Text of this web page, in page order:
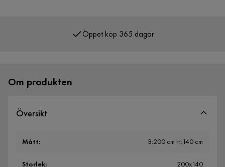
Öppet köp 365 dagar
Om produkten
Översikt
Mått: B:200 cm H:140 cm
Storlek: 200x140